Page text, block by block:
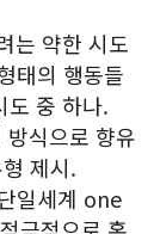
는 약한 시도
태의 행동들
도 중 하나.
식으로 향유
제시.
일세계 one